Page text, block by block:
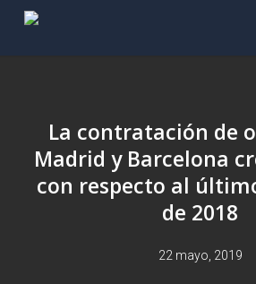
Skip
La contratación de
Madrid y Barcelona
con respecto al
de 2018
22 mayo, 2019